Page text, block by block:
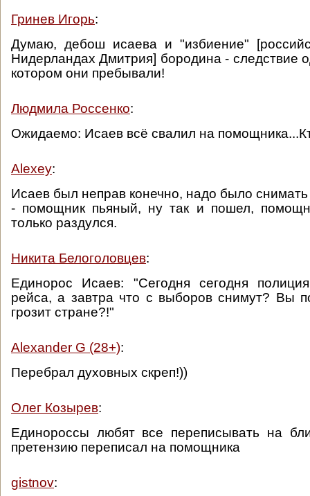
Гринев Игорь:
Думаю, дебош исаева и "избиение"
Нидерландах Дмитрия] бородина - следствие
котором они пребывали!
Людмила Россенко:
Ожидаемо: Исаев всё свалил на
Alexey:
Исаев был неправ конечно, надо было снимать
- помощник пьяный, ну так и пошел,
только раздулся.
Никита Белоголовцев:
Единорос Исаев: "Сегодня сегодня
рейса, а завтра что с выборов снимут? Вы
грозит стране?!"
Alexander G (28+):
Перебрал духовных скреп!))
Олег Козырев:
Единороссы любят все переписывать на
претензию переписал на помощника
gistnov: